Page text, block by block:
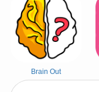
Brain Out